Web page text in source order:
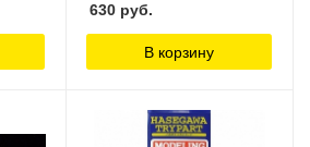
630 руб.
В корзину